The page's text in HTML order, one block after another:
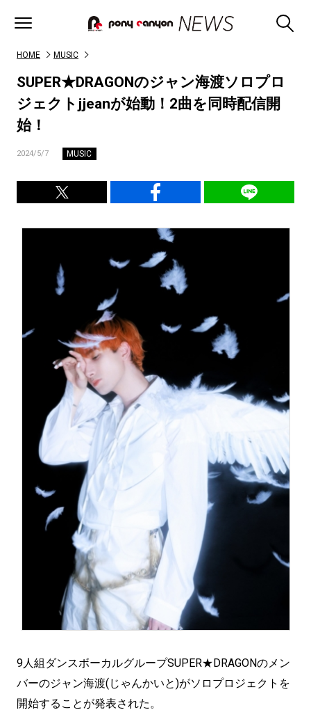
HOME MUSIC
SUPER★DRAGONのジャン海渡ソロプロ
ジェクトjjeanが始動！2曲を同時配信開
始！
2024/5/7 MUSIC
9人組ダンスボーカルグループSUPER★DRAGONのメン
バーのジャン海渡(じゃんかいと)がソロプロジェクトを
開始することが発表された。